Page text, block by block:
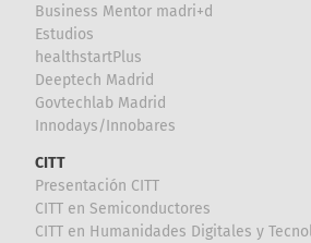
Business Mentor madri+d
Estudios
healthstartPlus
Deeptech Madrid
Govtechlab Madrid
Innodays/Innobares
CITT
Presentación CITT
CITT en Semiconductores
CITT en Humanidades Digitales y